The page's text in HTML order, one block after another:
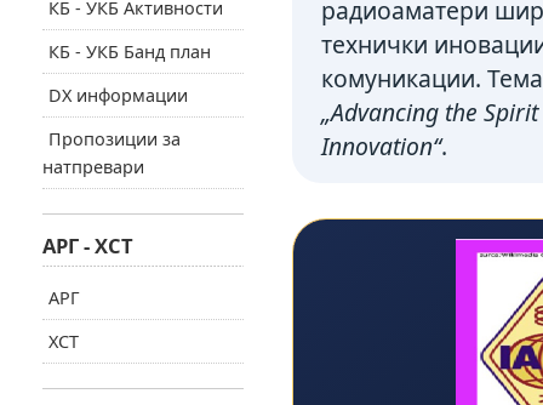
радиоаматери
технички
комуникации.
„Advancing the
Innovation“.
КБ - УКБ Активности
КБ - УКБ Банд план
DX информации
Пропозиции за
натпревари
АРГ - ХСТ
АРГ
ХСТ